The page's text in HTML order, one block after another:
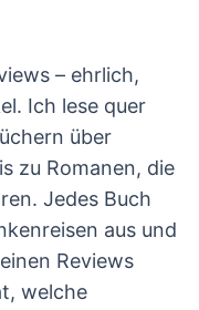
– ehrlich,
Ich lese quer
über
zu Romanen, die
Jedes Buch
aus und
Reviews
welche